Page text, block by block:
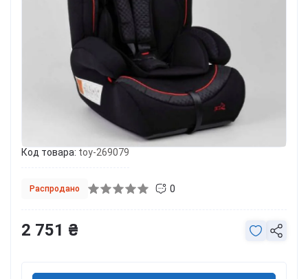
Код товара: toy-269079
Распродано 0
2 751 ₴